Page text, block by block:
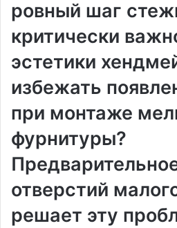
ровный шаг
критически
эстетики
избежать
при монтаже
фурнитуры?
отверстий
решает эту